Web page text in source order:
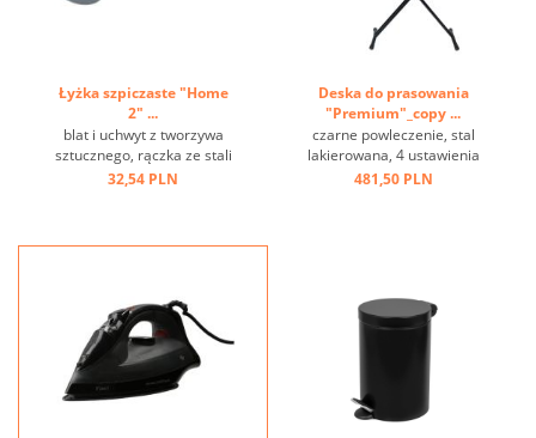
Łyżka szpiczaste "Home
2" ...
blat i uchwyt z tworzywa
sztucznego, rączka ze stali
nierdzewnej, oczko do
32,54 PLN
Deska do prasowania
"Premium"_copy ...
czarne powleczenie, stal
lakierowana, 4 ustawienia
wysokości, haczyk do
481,50 PLN